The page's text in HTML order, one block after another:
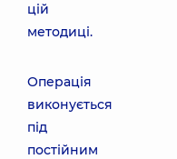
цій
методиці.
Операція
виконується
під
постійним